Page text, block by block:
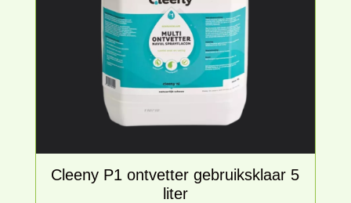
Cleeny P1 ontvetter gebruiksklaar 5
liter